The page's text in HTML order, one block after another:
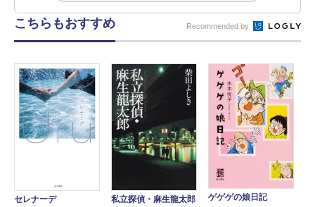
こちらもおすすめ Recommended by
セレナーデ
私立探偵・麻生龍太郎
ゲゲゲの娘日記